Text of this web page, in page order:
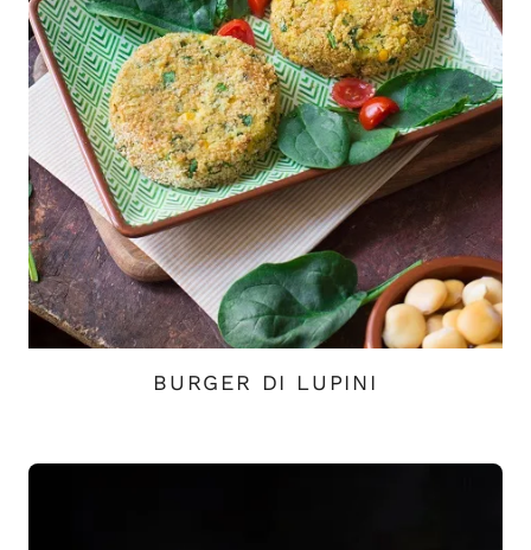
BURGER DI LUPINI